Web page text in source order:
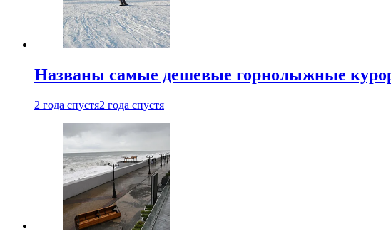
Названы самые дешевые горнолыжные
2 года спустя2 года спустя